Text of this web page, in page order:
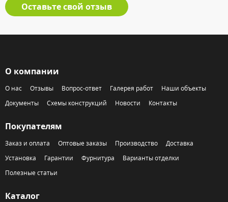
Оставьте свой отзыв
О компании
О нас Отзывы Вопрос-ответ Галерея работ
Наши объекты
Документы
Схемы конструкций Новости Контакты
Покупателям
Заказ и оплата Оптовые заказы Производство
Доставка
Установка
Гарантии Фурнитура
Варианты отделки
Полезные статьи
Каталог